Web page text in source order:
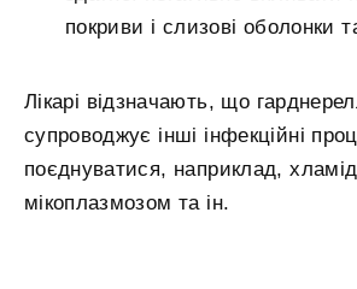
покриви і слизові оболонки
Лікарі відзначають, що
супроводжує інші інфекційні
поєднуватися, наприклад,
мікоплазмозом та ін.